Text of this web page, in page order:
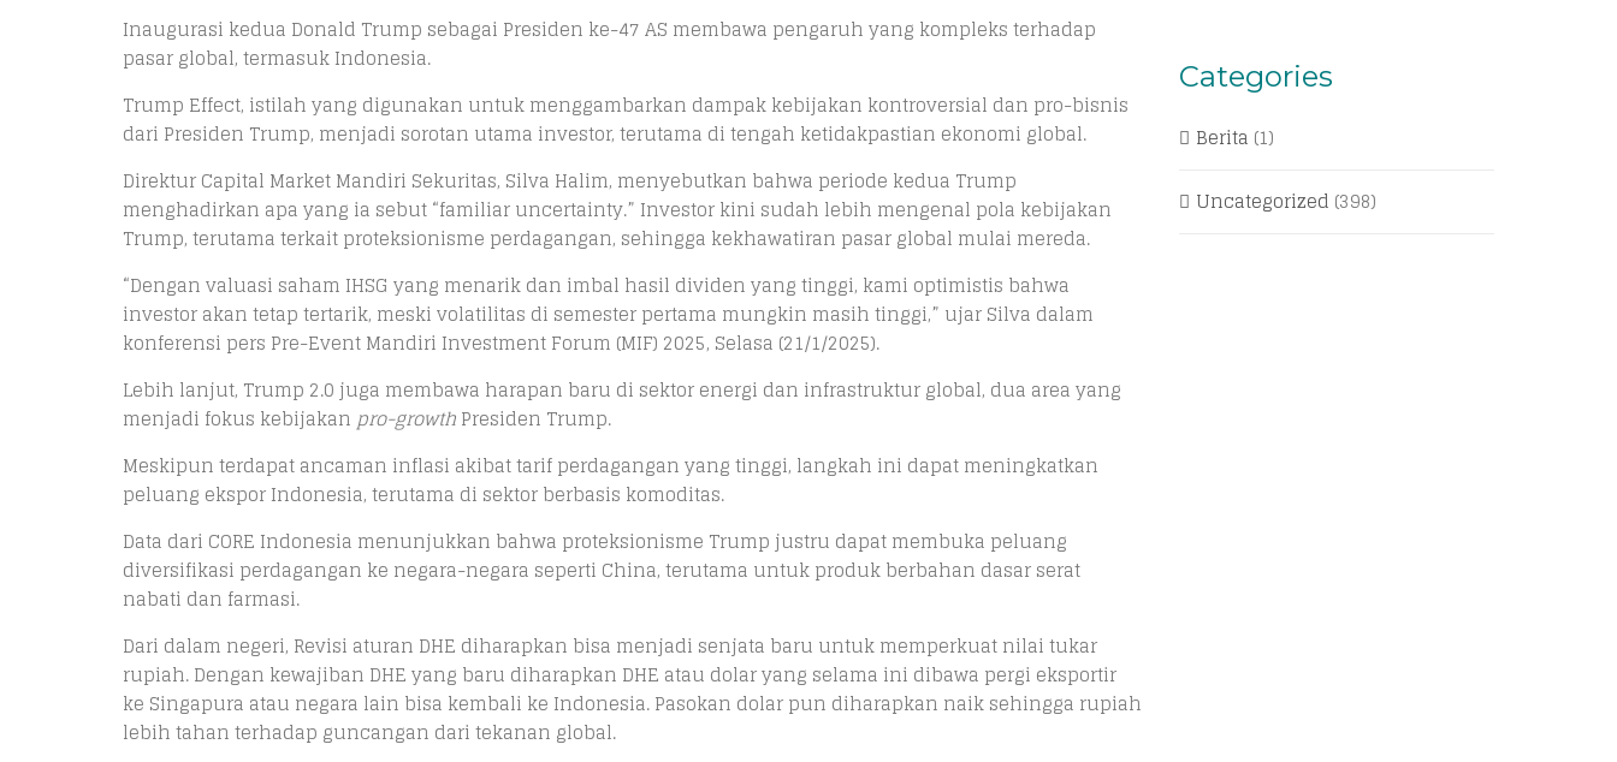
Inaugurasi kedua Donald Trump sebagai Presiden ke-47 AS membawa pengaruh yang kompleks terhadap
pasar global, termasuk Indonesia.
Trump Effect, istilah yang digunakan untuk menggambarkan dampak kebijakan kontroversial dan pro-bisnis
dari Presiden Trump, menjadi sorotan utama investor, terutama di tengah ketidakpastian ekonomi global.
Direktur Capital Market Mandiri Sekuritas, Silva Halim, menyebutkan bahwa periode kedua Trump
menghadirkan apa yang ia sebut “familiar uncertainty.” Investor kini sudah lebih mengenal pola kebijakan
Trump, terutama terkait proteksionisme perdagangan, sehingga kekhawatiran pasar global mulai mereda.
“Dengan valuasi saham IHSG yang menarik dan imbal hasil dividen yang tinggi, kami optimistis bahwa
investor akan tetap tertarik, meski volatilitas di semester pertama mungkin masih tinggi,” ujar Silva dalam
konferensi pers Pre-Event Mandiri Investment Forum (MIF) 2025, Selasa (21/1/2025).
Lebih lanjut, Trump 2.0 juga membawa harapan baru di sektor energi dan infrastruktur global, dua area yang
menjadi fokus kebijakan pro-growthPresiden Trump.
Meskipun terdapat ancaman inflasi akibat tarif perdagangan yang tinggi, langkah ini dapat meningkatkan
peluang ekspor Indonesia, terutama di sektor berbasis komoditas.
Data dari CORE Indonesia menunjukkan bahwa proteksionisme Trump justru dapat membuka peluang
diversifikasi perdagangan ke negara-negara seperti China, terutama untuk produk berbahan dasar serat
nabati dan farmasi.
Dari dalam negeri, Revisi aturan DHE diharapkan bisa menjadi senjata baru untuk memperkuat nilai tukar
rupiah. Dengan kewajiban DHE yang baru diharapkan DHE atau dolar yang selama ini dibawa pergi eksportir
ke Singapura atau negara lain bisa kembali ke Indonesia. Pasokan dolar pun diharapkan naik sehingga rupiah
lebih tahan terhadap guncangan dari tekanan global.
Categories
Berita (1)
Uncategorized (398)